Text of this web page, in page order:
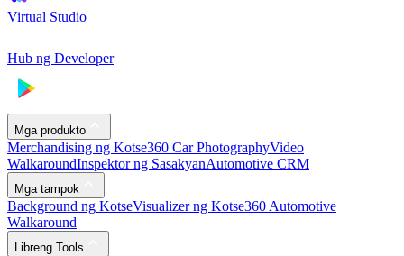
Virtual Studio
Hub ng Developer
Mga produkto
Merchandising ng Kotse360 Car PhotographyVideo
WalkaroundInspektor ng SasakyanAutomotive CRM
Mga tampok
Background ng KotseVisualizer ng Kotse360 Automotive
Walkaround
Libreng Tools